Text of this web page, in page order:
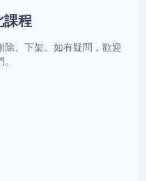
課程
除、下架。如有疑問，歡迎